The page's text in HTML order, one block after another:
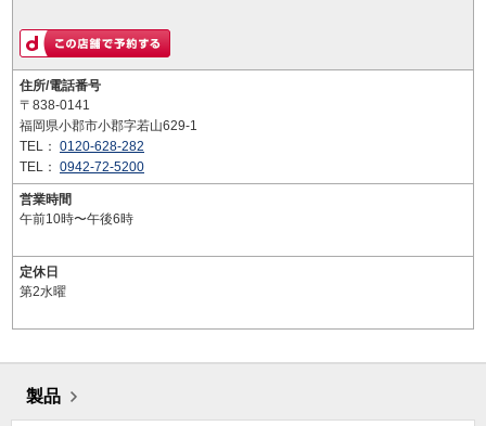
住所/電話番号
〒838-0141
福岡県小郡市小郡字若山629-1
TEL： 0120-628-282
TEL： 0942-72-5200
営業時間
午前10時〜午後6時
定休日
第2水曜
製品